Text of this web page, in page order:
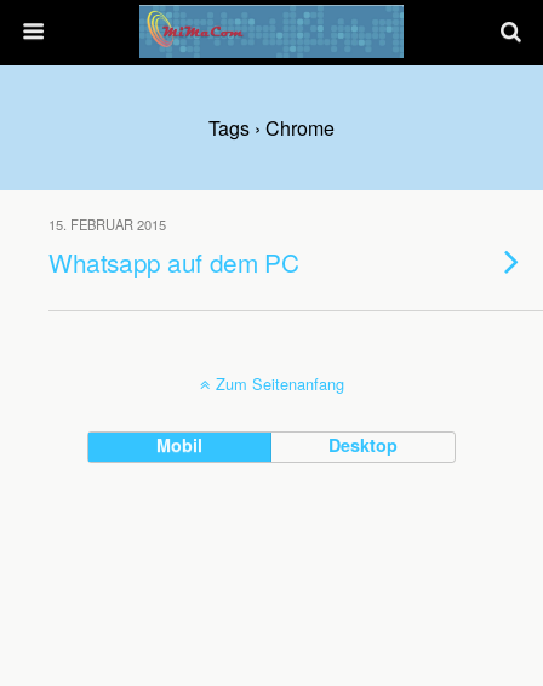
Tags › Chrome
15. FEBRUAR 2015
Whatsapp auf dem PC
Zum Seitenanfang
Mobil Desktop